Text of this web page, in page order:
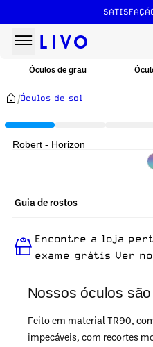
Óculos de grau
/Óculos de sol
Nossos óculos
Feito em material TR90,
impecáveis, com recortes
Robert - Horizon
Guia de rostos
para quem busca um óculos
Encontre a loja
exame grátis Ver